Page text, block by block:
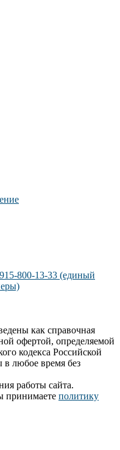
800-13-33 (единый
как справочная
офертой, определяемой
кодекса Российской
любое время без
работы сайта.
принимаете политику